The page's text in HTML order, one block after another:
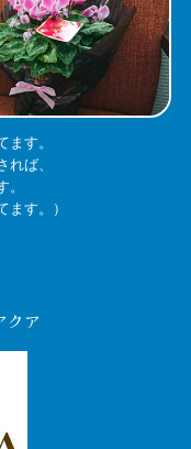
す。
ば、
ます。）
クア